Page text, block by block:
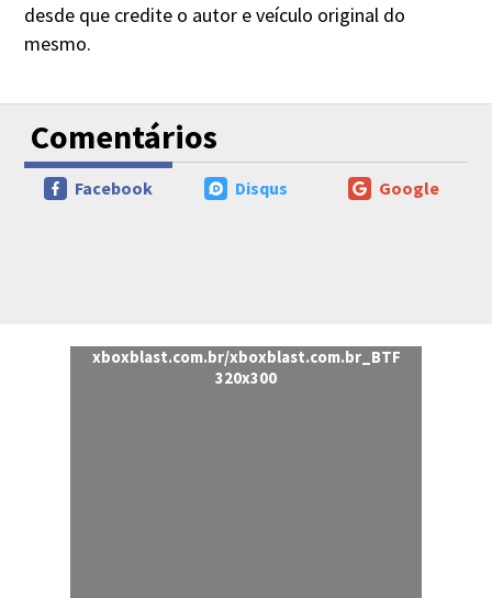
desde que credite o autor e veículo original do
mesmo.
Comentários
Google
Disqus
Facebook
xboxblast.com.br/xboxblast.com.br_BTF
320x300